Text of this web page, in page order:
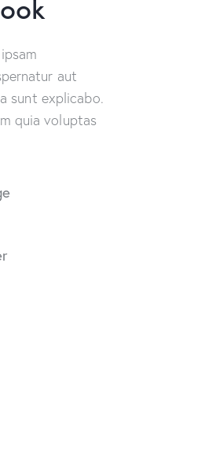
aut
sunt explicabo.
quia voluptas